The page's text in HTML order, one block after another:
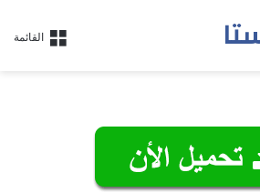
القائمة